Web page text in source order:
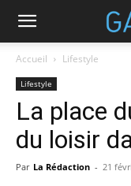
Accueil Lifestyle
Lifestyle
La place
du loisir
Par La Rédaction - 21